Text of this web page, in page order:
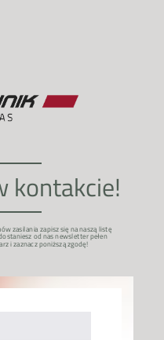
zasilania zapisz się na naszą listę
od nas newsletter pełen
i zaznacz poniższą zgodę!
kontakcie!